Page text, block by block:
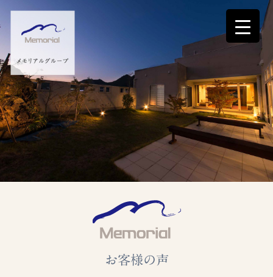
お客様の声